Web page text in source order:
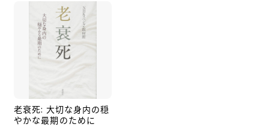
從探訪非洲部落到全球頂尖的實驗室，從養育理論的發
源地再走入美國的幼稚園、日本一般家庭等教養的現
場。本書用科學破除新手父母的自我懷疑與迷思，幫所
為。在重燃育兒動力的同時，也建立起基於事實、屬於
自己的教養觀！
老衰死: 大切な身内の穏
やかな最期のために